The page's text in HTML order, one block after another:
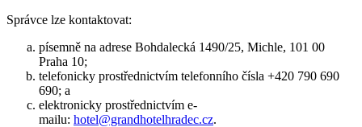
Správce lze kontaktovat:
písemně na adrese Bohdalecká 1490/25, Michle, 101 00
Praha 10;
telefonicky prostřednictvím telefonního čísla +420 790 690
690; a
elektronicky prostřednictvím e-
mailu: hotel@grandhotelhradec.cz.